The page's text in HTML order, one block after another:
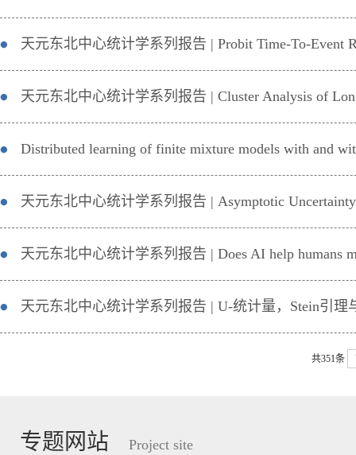
天元东北中心统计学系列报告 | Probit Time-To-Event
天元东北中心统计学系列报告 | Cluster Analysis of
Distributed learning of finite mixture models with and
天元东北中心统计学系列报告 | Asymptotic
天元东北中心统计学系列报告 | Does AI help humans
天元东北中心统计学系列报告 | U-统计量，Stein引理
共351条
专题网站 Project site